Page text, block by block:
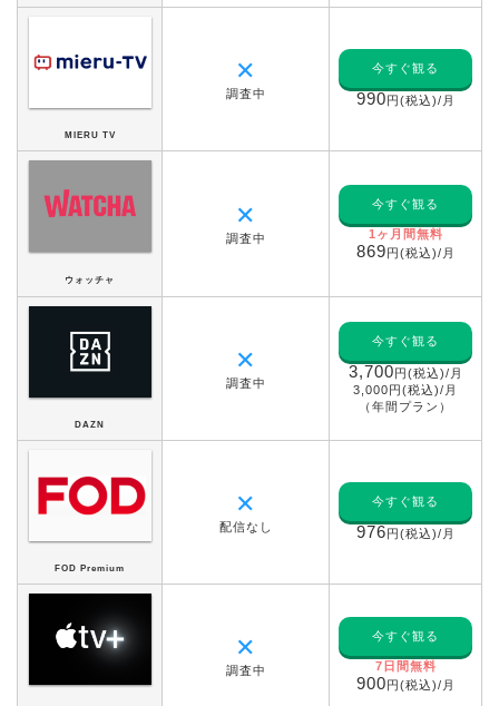
MIERU TV
✕
調査中
今すぐ観る
990円(税込)/月
ウォッチャ
✕
調査中
今すぐ観る
1ヶ月間無料
869円(税込)/月
DAZN
✕
調査中
今すぐ観る
3,700円(税込)/月
3,000円(税込)/月
（年間プラン）
FOD Premium
✕
配信なし
今すぐ観る
976円(税込)/月
✕
調査中
今すぐ観る
7日間無料
900円(税込)/月